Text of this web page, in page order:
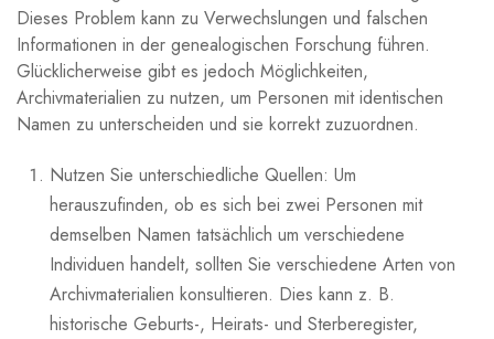
Dieses Problem kann zu Verwechslungen und falschen
Informationen in der genealogischen Forschung führen.
Glücklicherweise gibt es jedoch Möglichkeiten,
Archivmaterialien zu nutzen, um Personen mit identischen
Namen zu unterscheiden und sie korrekt zuzuordnen.
Nutzen Sie unterschiedliche Quellen: Um
herauszufinden, ob es sich bei zwei Personen mit
demselben Namen tatsächlich um verschiedene
Individuen handelt, sollten Sie verschiedene Arten von
Archivmaterialien konsultieren. Dies kann z. B.
historische Geburts-, Heirats- und Sterberegister,